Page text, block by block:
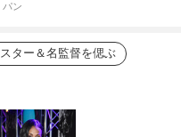
パン
スター＆名監督を偲ぶ